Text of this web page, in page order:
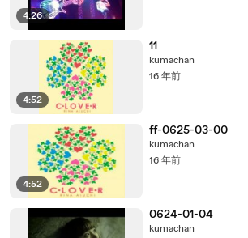
4:26
4:52
11
kumachan
16 年前
4:52
ff-0625-03-00
kumachan
16 年前
0624-01-04
kumachan